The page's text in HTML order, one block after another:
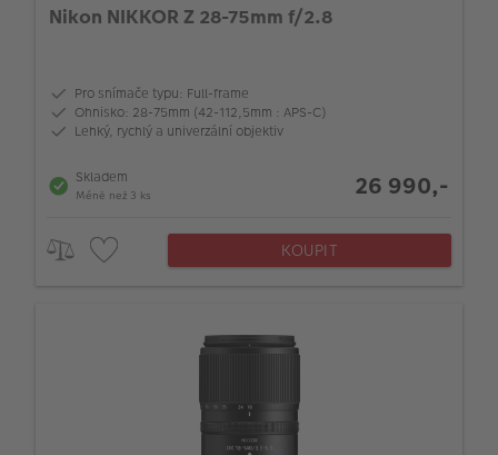
Nikon NIKKOR Z 28-75mm f/2.8
Pro snímače typu: Full-frame
Ohnisko: 28-75mm (42-112,5mm : APS-C)
Lehký, rychlý a univerzální objektiv
Skladem
Méně než 3 ks 26 990,-
KOUPIT